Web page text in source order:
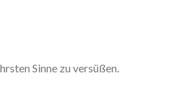
Sinne zu versüßen.